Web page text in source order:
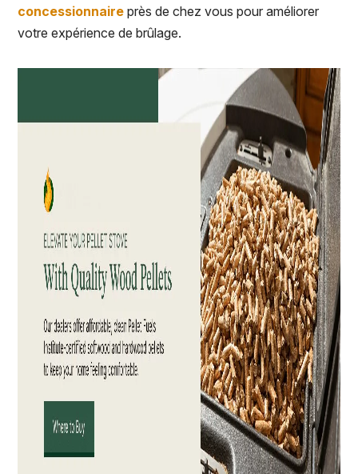
concessionnaire près de chez vous pour améliorer
votre expérience de brûlage.